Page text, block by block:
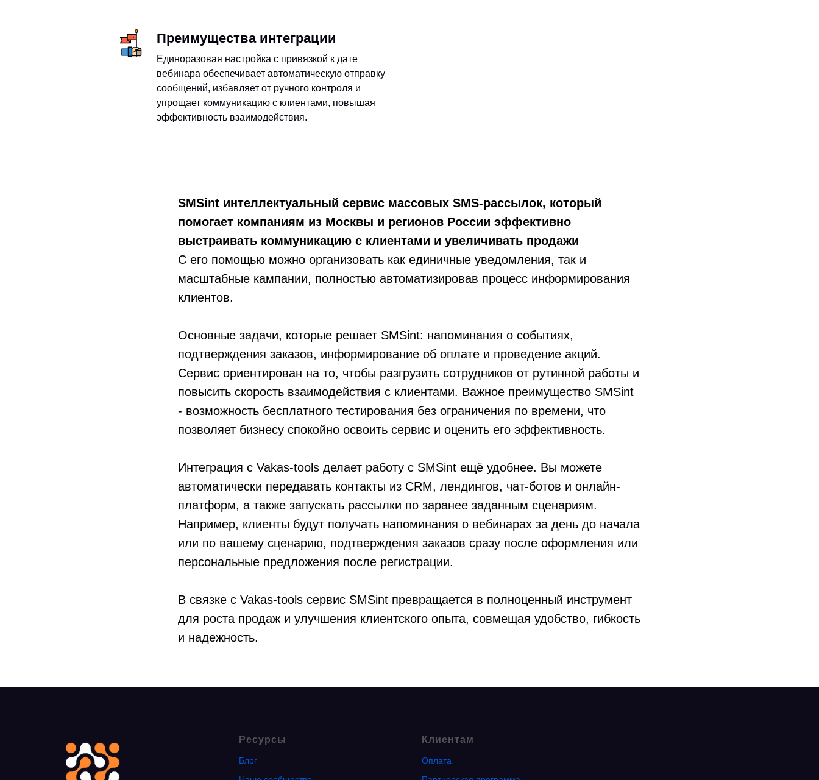
Преимущества интеграции
Единоразовая настройка с привязкой к дате
вебинара обеспечивает автоматическую отправку
сообщений, избавляет от ручного контроля и
упрощает коммуникацию с клиентами, повышая
эффективность взаимодействия.
SMSint интеллектуальный сервис массовых SMS-рассылок, который
помогает компаниям из Москвы и регионов России эффективно
выстраивать коммуникацию с клиентами и увеличивать продажи
С его помощью можно организовать как единичные уведомления, так и
масштабные кампании, полностью автоматизировав процесс информирования
клиентов.
Основные задачи, которые решает SMSint: напоминания о событиях,
подтверждения заказов, информирование об оплате и проведение акций.
Сервис ориентирован на то, чтобы разгрузить сотрудников от рутинной работы и
повысить скорость взаимодействия с клиентами. Важное преимущество SMSint
- возможность бесплатного тестирования без ограничения по времени, что
позволяет бизнесу спокойно освоить сервис и оценить его эффективность.
Интеграция с Vakas-tools делает работу с SMSint ещё удобнее. Вы можете
автоматически передавать контакты из CRM, лендингов, чат-ботов и онлайн-
платформ, а также запускать рассылки по заранее заданным сценариям.
Например, клиенты будут получать напоминания о вебинарах за день до начала
или по вашему сценарию, подтверждения заказов сразу после оформления или
персональные предложения после регистрации.
В связке с Vakas-tools сервис SMSint превращается в полноценный инструмент
для роста продаж и улучшения клиентского опыта, совмещая удобство, гибкость
и надежность.
Ресурсы
Блог
Клиентам
Оплата